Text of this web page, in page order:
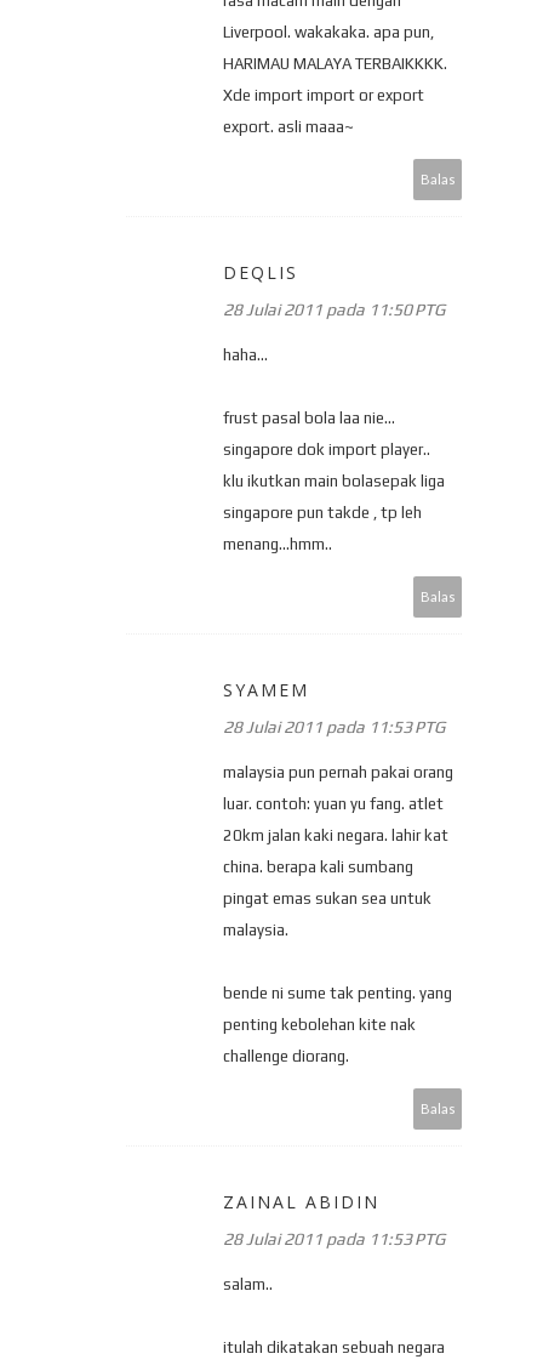
Liverpool. wakakaka. apa pun,
HARIMAU MALAYA TERBAIKKKK.
Xde import import or export
export. asli maaa~
Balas
DEQLIS
28 Julai 2011 pada 11:50 PTG
haha...
frust pasal bola laa nie...
singapore dok import player..
klu ikutkan main bolasepak liga
singapore pun takde , tp leh
menang...hmm..
Balas
SYAMEM
28 Julai 2011 pada 11:53 PTG
malaysia pun pernah pakai orang
luar. contoh: yuan yu fang. atlet
20km jalan kaki negara. lahir kat
china. berapa kali sumbang
pingat emas sukan sea untuk
malaysia.
bende ni sume tak penting. yang
penting kebolehan kite nak
challenge diorang.
Balas
ZAINAL ABIDIN
28 Julai 2011 pada 11:53 PTG
salam..
itulah dikatakan sebuah negara